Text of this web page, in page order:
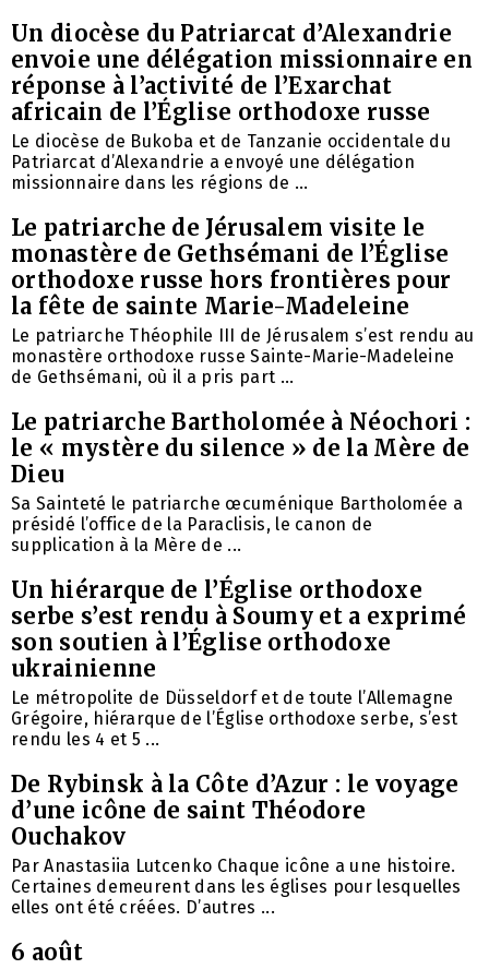
Un diocèse du Patriarcat d’Alexandrie
envoie une délégation missionnaire en
réponse à l’activité de l’Exarchat
africain de l’Église orthodoxe russe
Le diocèse de Bukoba et de Tanzanie occidentale du
Patriarcat d’Alexandrie a envoyé une délégation
missionnaire dans les régions de ...
Le patriarche de Jérusalem visite le
monastère de Gethsémani de l’Église
orthodoxe russe hors frontières pour
la fête de sainte Marie-Madeleine
Le patriarche Théophile III de Jérusalem s’est rendu au
monastère orthodoxe russe Sainte-Marie-Madeleine
de Gethsémani, où il a pris part ...
Le patriarche Bartholomée à Néochori :
le « mystère du silence » de la Mère de
Dieu
Sa Sainteté le patriarche œcuménique Bartholomée a
présidé l’office de la Paraclisis, le canon de
supplication à la Mère de ...
Un hiérarque de l’Église orthodoxe
serbe s’est rendu à Soumy et a exprimé
son soutien à l’Église orthodoxe
ukrainienne
Le métropolite de Düsseldorf et de toute l’Allemagne
Grégoire, hiérarque de l’Église orthodoxe serbe, s’est
rendu les 4 et 5 ...
De Rybinsk à la Côte d’Azur : le voyage
d’une icône de saint Théodore
Ouchakov
Par Anastasiia Lutcenko Chaque icône a une histoire.
Certaines demeurent dans les églises pour lesquelles
elles ont été créées. D’autres ...
6 août